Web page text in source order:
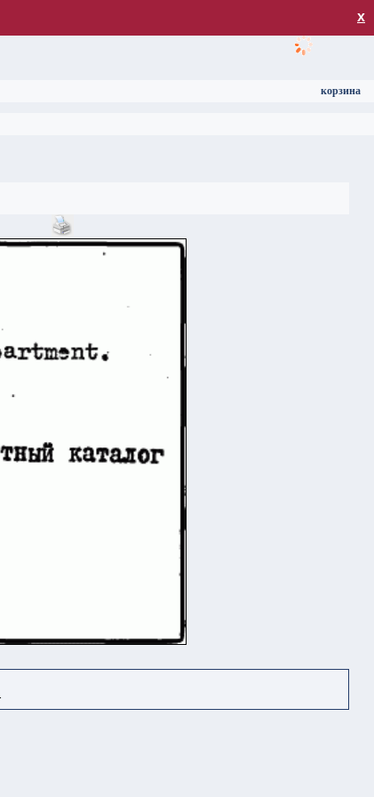
х
корзина